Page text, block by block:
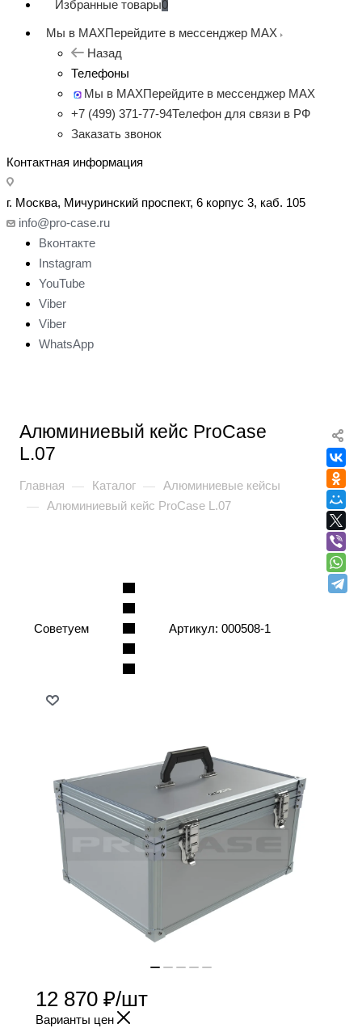
Избранные товары0
Мы в MAXПерейдите в мессенджер MAX
Назад
Телефоны
Мы в MAXПерейдите в мессенджер MAX
+7 (499) 371-77-94Телефон для связи в РФ
Заказать звонок
Контактная информация
г. Москва, Мичуринский проспект, 6 корпус 3, каб. 105
info@pro-case.ru
Вконтакте
Instagram
YouTube
Viber
Viber
WhatsApp
Алюминиевый кейс ProCase
L.07
Главная — Каталог — Алюминиевые кейсы
— Алюминиевый кейс ProCase L.07
Советуем Артикул: 000508-1
12 870 ₽/шт
Варианты цен